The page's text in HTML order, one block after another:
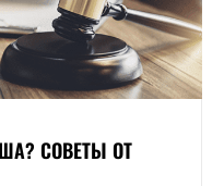
СОВЕТЫ ОТ